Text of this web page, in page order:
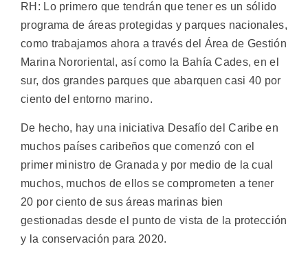
RH: Lo primero que tendrán que tener es un sólido
programa de áreas protegidas y parques nacionales,
como trabajamos ahora a través del Área de Gestión
Marina Nororiental, así como la Bahía Cades, en el
sur, dos grandes parques que abarquen casi 40 por
ciento del entorno marino.
De hecho, hay una iniciativa Desafío del Caribe en
muchos países caribeños que comenzó con el
primer ministro de Granada y por medio de la cual
muchos, muchos de ellos se comprometen a tener
20 por ciento de sus áreas marinas bien
gestionadas desde el punto de vista de la protección
y la conservación para 2020.